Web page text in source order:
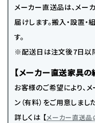
メーカー直送品は、メー
届けします。搬入・設置
す。
※配送日は注文後7日以
【メーカー直送家具
お客様のご希望により、
ン（有料）をご用意しまし
詳しくは 【メーカー直送品